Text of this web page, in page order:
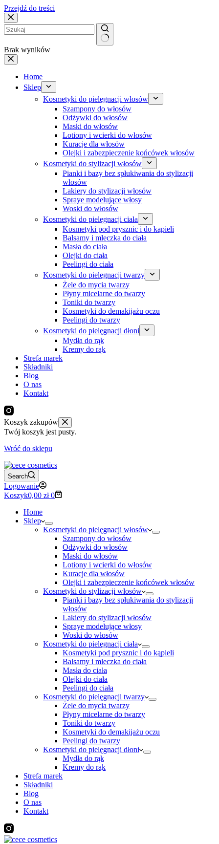
Przejdź do treści
Brak wyników
Home
Sklep
Kosmetyki do pielęgnacji włosów
Szampony do włosów
Odżywki do włosów
Maski do włosów
Lotiony i wcierki do włosów
Kuracje dla włosów
Olejki i zabezpieczenie końcówek włosów
Kosmetyki do stylizacji włosów
Pianki i bazy bez spłukiwania do stylizacji
włosów
Lakiery do stylizacji włosów
Spraye modelujące włosy
Woski do włosów
Kosmetyki do pielęgnacji ciała
Kosmetyki pod prysznic i do kąpieli
Balsamy i mleczka do ciała
Masła do ciała
Olejki do ciała
Peelingi do ciała
Kosmetyki do pielęgnacji twarzy
Żele do mycia twarzy
Płyny micelarne do twarzy
Toniki do twarzy
Kosmetyki do demakijażu oczu
Peelingi do twarzy
Kosmetyki do pielęgnacji dłoni
Mydła do rąk
Kremy do rąk
Strefa marek
Składniki
Blog
O nas
Kontakt
Koszyk zakupów
Twój koszyk jest pusty.
Wróć do sklepu
Search
Logowanie
Koszyk0,00 zł 0
Home
Sklep
Kosmetyki do pielęgnacji włosów
Szampony do włosów
Odżywki do włosów
Maski do włosów
Lotiony i wcierki do włosów
Kuracje dla włosów
Olejki i zabezpieczenie końcówek włosów
Kosmetyki do stylizacji włosów
Pianki i bazy bez spłukiwania do stylizacji
włosów
Lakiery do stylizacji włosów
Spraye modelujące włosy
Woski do włosów
Kosmetyki do pielęgnacji ciała
Kosmetyki pod prysznic i do kąpieli
Balsamy i mleczka do ciała
Masła do ciała
Olejki do ciała
Peelingi do ciała
Kosmetyki do pielęgnacji twarzy
Żele do mycia twarzy
Płyny micelarne do twarzy
Toniki do twarzy
Kosmetyki do demakijażu oczu
Peelingi do twarzy
Kosmetyki do pielęgnacji dłoni
Mydła do rąk
Kremy do rąk
Strefa marek
Składniki
Blog
O nas
Kontakt